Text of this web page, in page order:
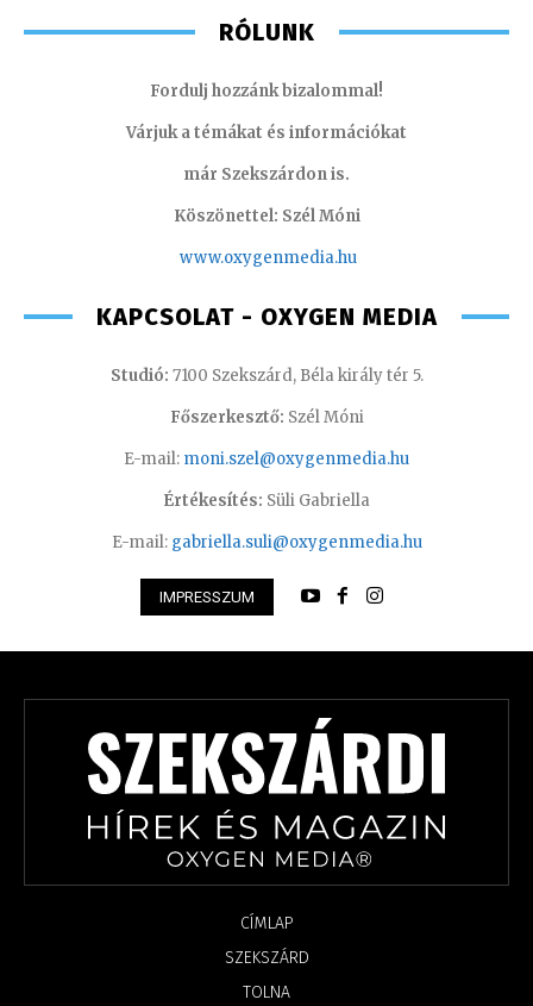
RÓLUNK
Fordulj hozzánk bizalommal!
Várjuk a témákat és információkat
már Szekszárdon is.
Köszönettel: Szél Móni
www.oxygenmedia.hu
KAPCSOLAT - OXYGEN MEDIA
Studió: 7100 Szekszárd, Béla király tér 5.
Főszerkesztő: Szél Móni
E-mail: moni.szel@oxygenmedia.hu
Értékesítés: Süli Gabriella
E-mail: gabriella.suli@oxygenmedia.hu
IMPRESSZUM
CÍMLAP
SZEKSZÁRD
TOLNA